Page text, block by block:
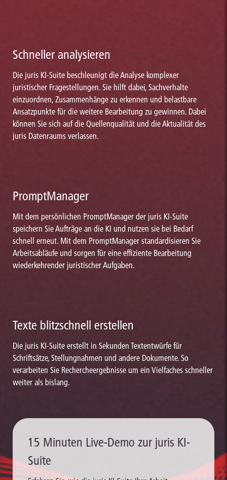
Schneller analysieren
Die juris KI-Suite beschleunigt die Analyse komplexer
juristischer Fragestellungen. Sie hilft dabei, Sachverhalte
einzuordnen, Zusammenhänge zu erkennen und belastbare
Ansatzpunkte für die weitere Bearbeitung zu gewinnen. Dabei
können Sie sich auf die Quellenqualität und die Aktualität des
juris Datenraums verlassen.
PromptManager
Mit dem persönlichen PromptManager der juris KI-Suite
speichern Sie Aufträge an die KI und nutzen sie bei Bedarf
schnell erneut. Mit dem PromptManager standardisieren Sie
Arbeitsabläufe und sorgen für eine effiziente Bearbeitung
wiederkehrender juristischer Aufgaben.
Texte blitzschnell erstellen
Die juris KI-Suite erstellt in Sekunden Textentwürfe für
Schriftsätze, Stellungnahmen und andere Dokumente. So
verarbeiten Sie Rechercheergebnisse um ein Vielfaches schneller
weiter als bislang.
15 Minuten Live-Demo zur juris KI-
Suite